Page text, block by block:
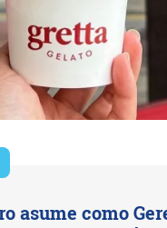
asume como